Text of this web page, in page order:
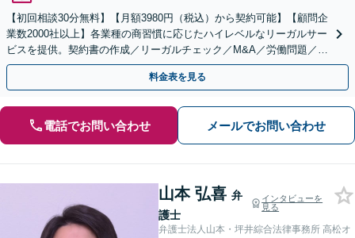
【初回相談30分無料】【月額3980円（税込）から契約可能】【顧問企
業数2000社以上】各業種の商習慣に応じたハイレベルなリーガルサー
ビスを提供。契約書の作成／リーガルチェック／M&A／労働問題／知
的財産等、お任せください【他士業連携可能】
料金表を見る
電話でお問い合わせ メールでお問い合わせ
山本 弘喜 弁
護士
インタビューを
見る
弁護士法人山本・坪井綜合法律事務所 高松オ